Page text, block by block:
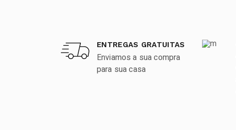
ENTREGAS GRATUITAS
Enviamos a sua compra
para sua casa